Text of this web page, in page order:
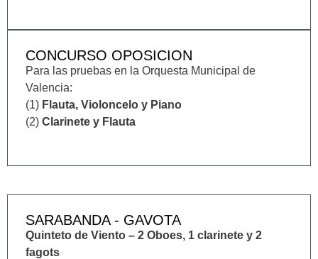
CONCURSO OPOSICION
Para las pruebas en la Orquesta Municipal de
Valencia:
(1) Flauta, Violoncelo y Piano
(2) Clarinete y Flauta
SARABANDA - GAVOTA
Quinteto de Viento – 2 Oboes, 1 clarinete y 2
fagots